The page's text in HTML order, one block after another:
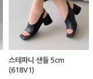
스테파니 샌들 5cm
(618V1)